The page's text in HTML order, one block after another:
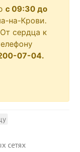
с 09:30 до
на-Крови.
сердца к
07-04.
сетях